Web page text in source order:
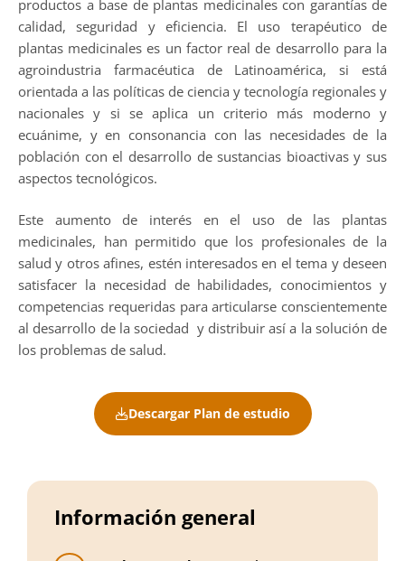
productos a base de plantas medicinales con garantías de
calidad, seguridad y eficiencia. El uso terapéutico de
plantas medicinales es un factor real de desarrollo para la
agroindustria farmacéutica de Latinoamérica, si está
orientada a las políticas de ciencia y tecnología regionales y
nacionales y si se aplica un criterio más moderno y
ecuánime, y en consonancia con las necesidades de la
población con el desarrollo de sustancias bioactivas y sus
aspectos tecnológicos.
Este aumento de interés en el uso de las plantas
medicinales, han permitido que los profesionales de la
salud y otros afines, estén interesados en el tema y deseen
satisfacer la necesidad de habilidades, conocimientos y
competencias requeridas para articularse conscientemente
al desarrollo de la sociedad y distribuir así a la solución de
los problemas de salud.
Descargar Plan de estudio
Información general